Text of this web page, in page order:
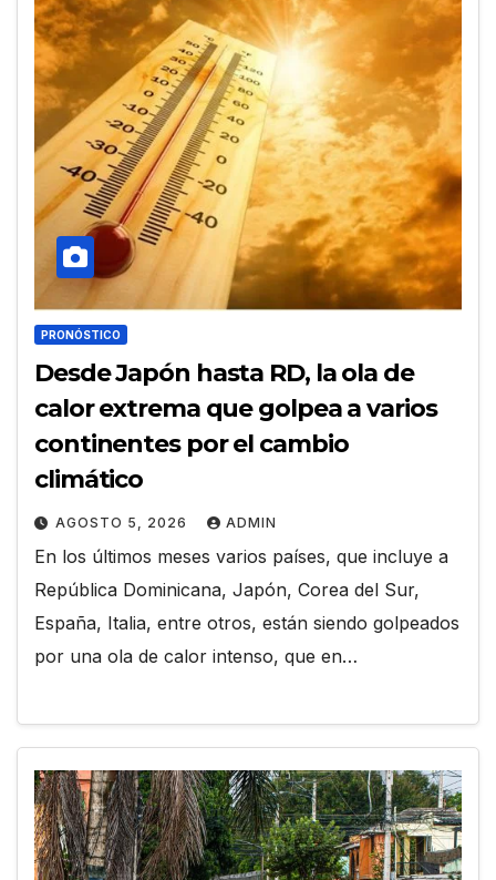
PRONÓSTICO
Desde Japón hasta RD, la ola de
calor extrema que golpea a varios
continentes por el cambio
climático
AGOSTO 5, 2026 ADMIN
En los últimos meses varios países, que incluye a
República Dominicana, Japón, Corea del Sur,
España, Italia, entre otros, están siendo golpeados
por una ola de calor intenso, que en…